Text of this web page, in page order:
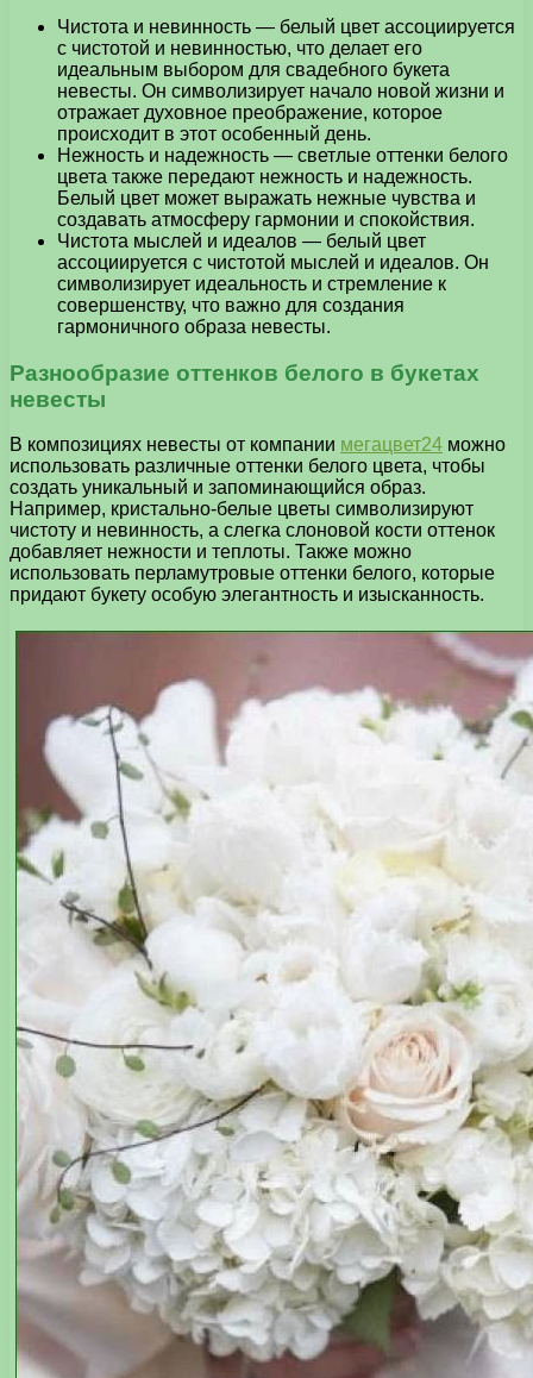
Чистота и невинность — белый цвет ассоциируется
с чистотой и невинностью, что делает его
идеальным выбором для свадебного букета
невесты. Он символизирует начало новой жизни и
отражает духовное преображение, которое
происходит в этот особенный день.
Нежность и надежность — светлые оттенки белого
цвета также передают нежность и надежность.
Белый цвет может выражать нежные чувства и
создавать атмосферу гармонии и спокойствия.
Чистота мыслей и идеалов — белый цвет
ассоциируется с чистотой мыслей и идеалов. Он
символизирует идеальность и стремление к
совершенству, что важно для создания
гармоничного образа невесты.
Разнообразие оттенков белого в букетах
невесты
В композициях невесты от компании мегацвет24 можно
использовать различные оттенки белого цвета, чтобы
создать уникальный и запоминающийся образ.
Например, кристально-белые цветы символизируют
чистоту и невинность, а слегка слоновой кости оттенок
добавляет нежности и теплоты. Также можно
использовать перламутровые оттенки белого, которые
придают букету особую элегантность и изысканность.